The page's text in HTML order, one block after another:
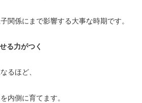
関係にまで影響する大事な時期です。
る力がつく
るほど、
内側に育てます。